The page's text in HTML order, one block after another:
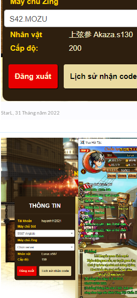
StarL, 31 Tháng năm 2022